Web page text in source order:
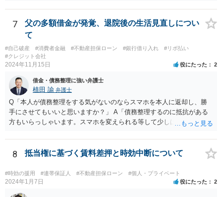
ていたのか。そして賃料はどこから出ていたのか」という点はかなり
の疑念があるところです。
ありますが、裁判の手続きは引き延ばそうと思えば６か月以上は引き
延ばしできますので、その間に売却して弁済をすればよいとは思いま
す。 また仮に売却できずに判決が確定したとしても、あなたにめぼし
掛けて回収するほかにありません。 したがって、相手がすぐに全額返
済してほしいと言ってきて法的な手続きをするとしても、そこまでの
と思います。
7
父の多額借金が発覚、退院後の生活見直しについ
て
#自己破産 #消費者金融 #不動産担保ローン #銀行借り入れ
#リボ払い
#クレジット会社
2024年11月15日 役にたった 2
借金・債務整理に強い弁護士
植田 諭 弁護士
Q「本人が債務整理をする気がないのならスマホを本人に返却し、勝
手にさせてもいいと思いますか？」 A「債務整理するのに抵抗がある
方もいらっしゃいます。スマホを変えられる等して少しは変化が起き
法律の観点からの解決以外にもカウンセリングなども試みてはいかが
でしょうか。
8 抵当権に基づく賃料差押と時効中断について
#時効の援用 #連帯保証人 #不動産担保ローン #個人・プライベート
2024年1月7日 役にたった 2